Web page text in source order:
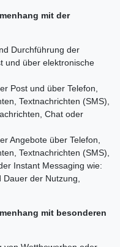
mit der
Durchführung der
und über elektronische
Post und über Telefon,
Textnachrichten (SMS),
Chat oder
Angebote über Telefon,
Textnachrichten (SMS),
Instant Messaging wie:
der Nutzung,
mit besonderen